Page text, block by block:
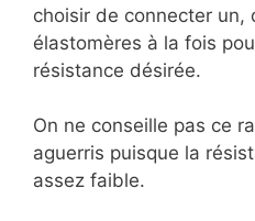
choisir de connecter un,
élastomères à la fois
résistance désirée.
On ne conseille pas ce
aguerris puisque la
assez faible.